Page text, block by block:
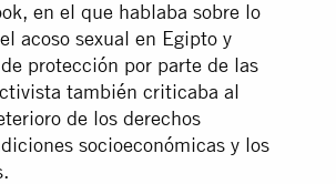
en el que hablaba sobre lo
acoso sexual en Egipto y
protección por parte de las
también criticaba al
de los derechos
socioeconómicas y los